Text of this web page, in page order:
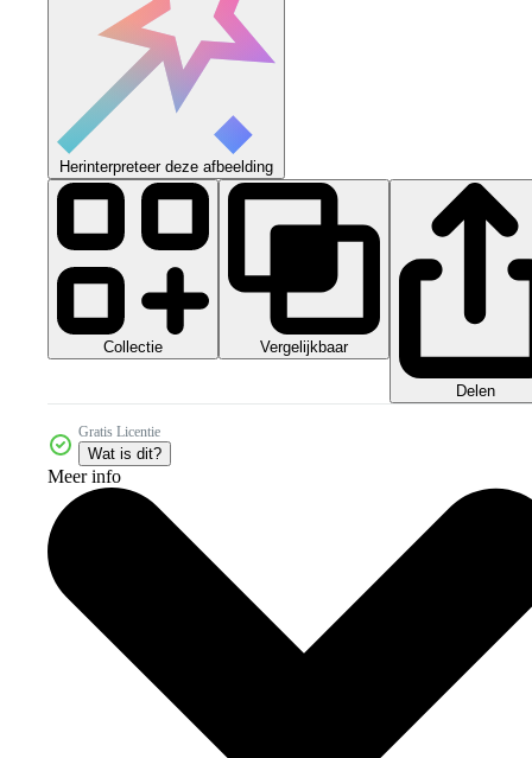
Herinterpreteer deze afbeelding
Collectie Vergelijkbaar
Delen
Gratis Licentie
Wat is dit?
Meer info